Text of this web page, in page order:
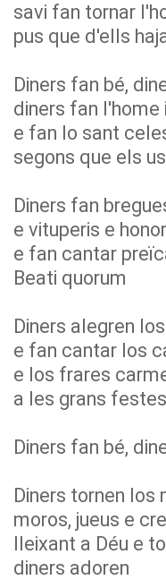
savi fan tornar
pus que d'ells
Diners fan bé,
diners fan l'home
e fan lo sant
segons que els
Diners fan
e vituperis e
e fan cantar
Beati quorum
Diners alegren
e fan cantar los
e los frares
a les grans
Diners fan bé,
Diners tornen los
moros, jueus e
lleixant a Déu e
diners adoren